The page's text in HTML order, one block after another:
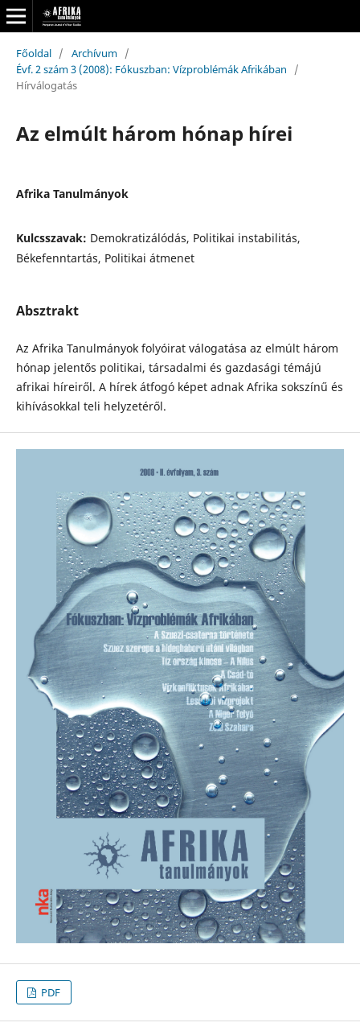
Főoldal / Archívum /
Évf. 2 szám 3 (2008): Fókuszban: Vízproblémák Afrikában
/
Hírválogatás
Az elmúlt három hónap hírei
Afrika Tanulmányok
Kulcsszavak: Demokratizálódás, Politikai instabilitás,
Békefenntartás, Politikai átmenet
Absztrakt
Az Afrika Tanulmányok folyóirat válogatása az elmúlt három
hónap jelentős politikai, társadalmi és gazdasági témájú
afrikai híreiről. A hírek átfogó képet adnak Afrika sokszínű és
kihívásokkal teli helyzetéről.
PDF